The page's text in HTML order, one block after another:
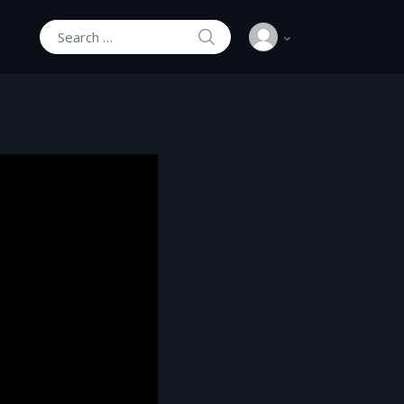
Search for:
SEARCH